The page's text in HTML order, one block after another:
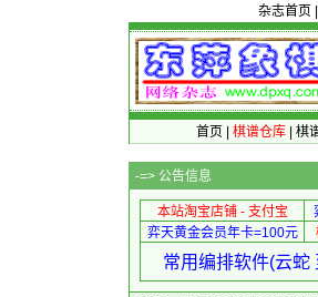
杂志首页
首页 棋谱仓库| 棋
-=> 公告信息
本站淘宝店铺 - 支付宝
弈天黄金会员年卡=100元
常用编排软件(云蛇